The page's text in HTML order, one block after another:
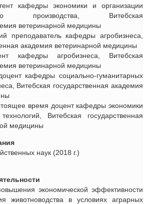
кафедры экономики и организации
производства, Витебская
ветеринарной медицины
преподаватель кафедры агробизнеса,
академия ветеринарной медицины
кафедры агробизнеса, Витебская
ветеринарной медицины
кафедры социально-гуманитарных
Витебская государственная академия
время доцент кафедры экономики
Витебская государственная
медицины
наук (2018 г.)
экономической эффективности
животноводства в условиях аграрных